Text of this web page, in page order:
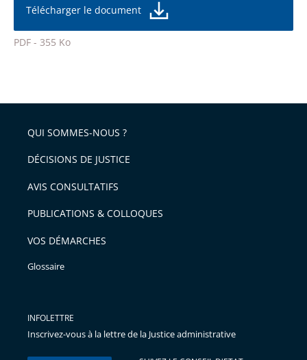
de
l'article
pour
de
police
Télécharger le document
PDF - 355 Ko
l'article
pour
avant
QUI SOMMES-NOUS ?
DÉCISIONS DE JUSTICE
AVIS CONSULTATIFS
PUBLICATIONS & COLLOQUES
VOS DÉMARCHES
Glossaire
INFOLETTRE
Inscrivez-vous à la lettre de la Justice administrative